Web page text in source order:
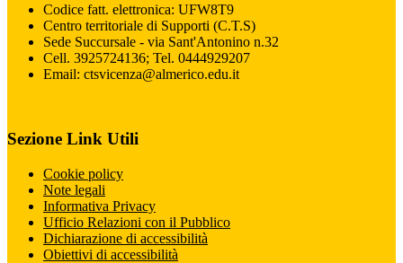
Codice fatt. elettronica: UFW8T9
Centro territoriale di Supporti (C.T.S)
Sede Succursale - via Sant'Antonino n.32
Cell. 3925724136; Tel. 0444929207
Email: ctsvicenza@almerico.edu.it
Sezione Link Utili
Cookie policy
Note legali
Informativa Privacy
Ufficio Relazioni con il Pubblico
Dichiarazione di accessibilità
Obiettivi di accessibilità